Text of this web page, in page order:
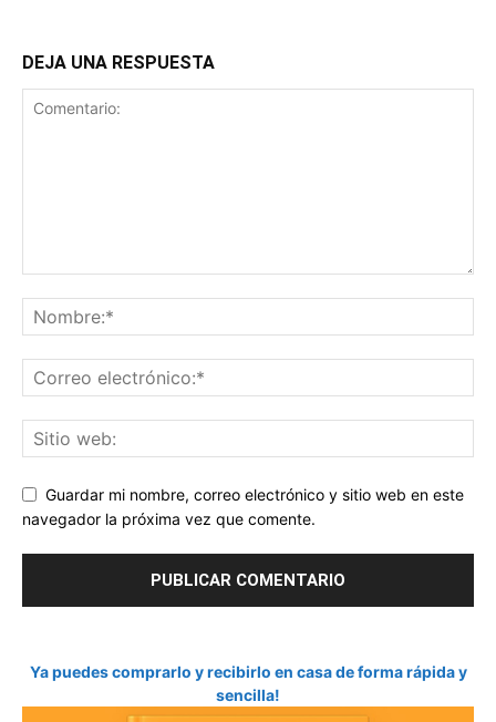
DEJA UNA RESPUESTA
Guardar mi nombre, correo electrónico y sitio web en este
navegador la próxima vez que comente.
Ya puedes comprarlo y recibirlo en casa de forma rápida y
sencilla!